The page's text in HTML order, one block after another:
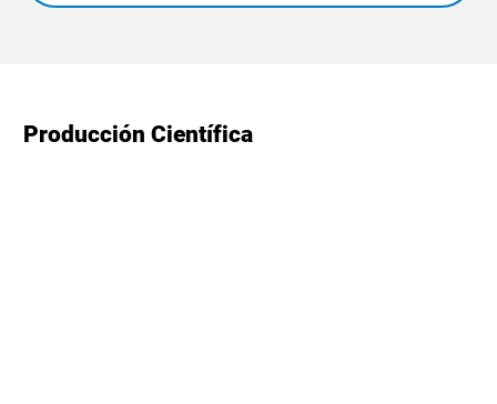
Producción Científica